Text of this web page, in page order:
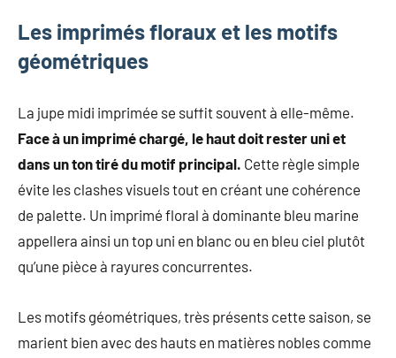
Les imprimés floraux et les motifs
géométriques
La jupe midi imprimée se suffit souvent à elle-même.
Face à un imprimé chargé, le haut doit rester uni et
dans un ton tiré du motif principal. Cette règle simple
évite les clashes visuels tout en créant une cohérence
de palette. Un imprimé floral à dominante bleu marine
appellera ainsi un top uni en blanc ou en bleu ciel plutôt
qu’une pièce à rayures concurrentes.
Les motifs géométriques, très présents cette saison, se
marient bien avec des hauts en matières nobles comme